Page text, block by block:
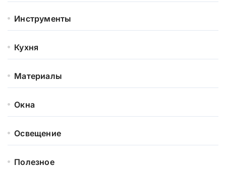
Инструменты
Кухня
Материалы
Окна
Освещение
Полезное